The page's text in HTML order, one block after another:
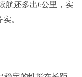
航还多出6公里，实
。